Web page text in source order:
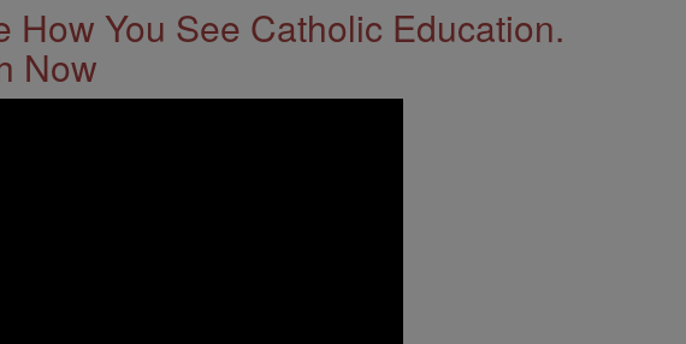
You See Catholic Education.
Now